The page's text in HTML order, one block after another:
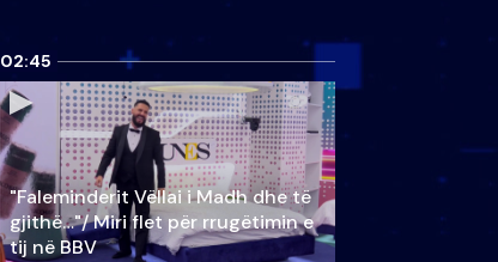
02:45
"Faleminderit Vëllai i Madh dhe të
gjithë…"/ Miri flet për rrugëtimin e
tij në BBV